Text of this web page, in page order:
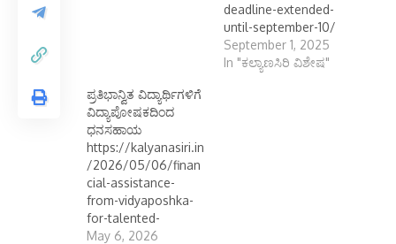
deadline-extended-
until-september-10/
September 1, 2025
In "ಕಲ್ಯಾಣಸಿರಿ ವಿಶೇಷ"
ಪ್ರತಿಭಾನ್ವಿತ ವಿದ್ಯಾರ್ಥಿಗಳಿಗೆ
ವಿದ್ಯಾಪೋಷಕದಿಂದ
ಧನಸಹಾಯ
https://kalyanasiri.in
/2026/05/06/finan
cial-assistance-
from-vidyaposhka-
for-talented-
students/
May 6, 2026